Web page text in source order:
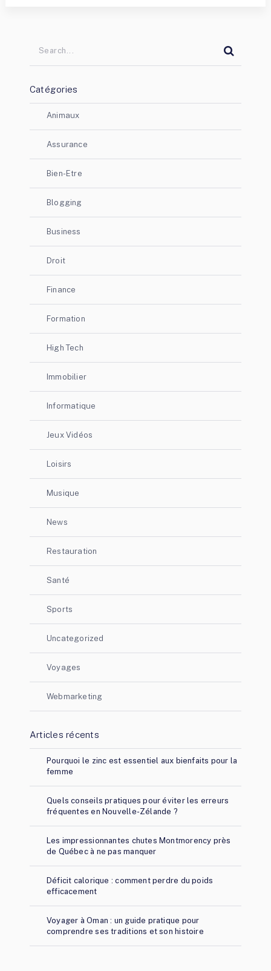
Catégories
Animaux
Assurance
Bien-Etre
Blogging
Business
Droit
Finance
Formation
High Tech
Immobilier
Informatique
Jeux Vidéos
Loisirs
Musique
News
Restauration
Santé
Sports
Uncategorized
Voyages
Webmarketing
Articles récents
Pourquoi le zinc est essentiel aux bienfaits pour la
femme
Quels conseils pratiques pour éviter les erreurs
fréquentes en Nouvelle-Zélande ?
Les impressionnantes chutes Montmorency près
de Québec à ne pas manquer
Déficit calorique : comment perdre du poids
efficacement
Voyager à Oman : un guide pratique pour
comprendre ses traditions et son histoire